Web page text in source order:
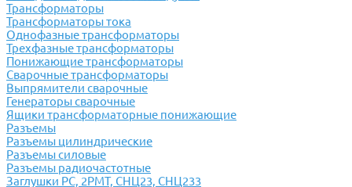
Трансформаторы
Трансформаторы тока
Однофазные трансформаторы
Трехфазные трансформаторы
Понижающие трансформаторы
Сварочные трансформаторы
Выпрямители сварочные
Генераторы сварочные
Ящики трансформаторные понижающие
Разъемы
Разъемы цилиндрические
Разъемы силовые
Разъемы радиочастотные
Заглушки РС, 2РМТ, СНЦ23, СНЦ233